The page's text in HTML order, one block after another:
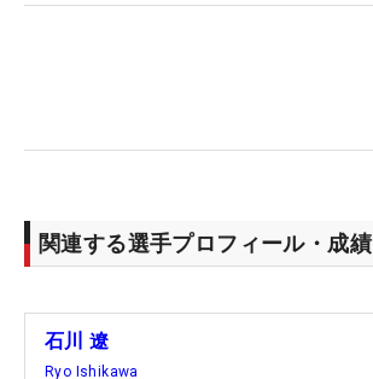
関連する選手プロフィール・成績
石川 遼
Ryo Ishikawa